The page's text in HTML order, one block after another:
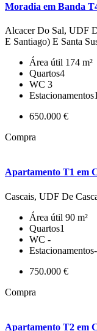
Moradia em Banda
Alcacer Do Sal, UDF
E Santiago) E Santa
Área útil 174 m²
Quartos4
WC 3
Estacionamentos1
650.000 €
Compra
Apartamento T1 em
Cascais, UDF De
Área útil 90 m²
Quartos1
WC -
Estacionamentos-
750.000 €
Compra
Apartamento T2 em